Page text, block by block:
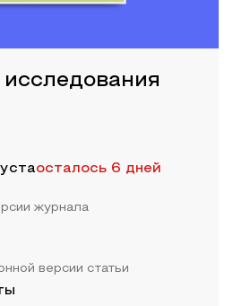
осталось 6 дней
журнала
версии статьи